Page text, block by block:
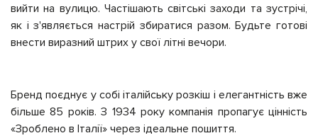
вийти на вулицю. Частішають світські заходи та зустрічі,
як і з'являється настрій збиратися разом. Будьте готові
внести виразний штрих у свої літні вечори.
Бренд поєднує у собі італійську розкіш і елегантність вже
більше 85 років. З 1934 року компанія пропагує цінність
«Зроблено в Італії» через ідеальне пошиття.